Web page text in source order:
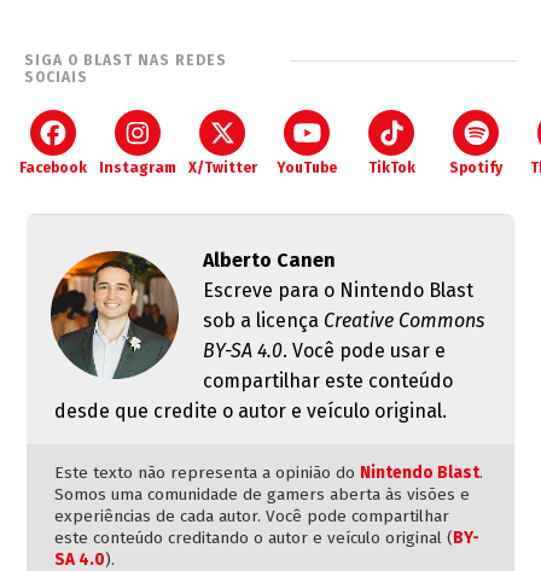
SIGA O BLAST NAS REDES
SOCIAIS
Facebook Instagram X/Twitter YouTube TikTok Spotify
Alberto Canen
Escreve para o Nintendo Blast
sob a licença Creative Commons
BY-SA 4.0. Você pode usar e
compartilhar este conteúdo
desde que credite o autor e veículo original.
Este texto não representa a opinião do Nintendo Blast.
Somos uma comunidade de gamers aberta às visões e
experiências de cada autor. Você pode compartilhar
este conteúdo creditando o autor e veículo original (BY-
SA 4.0).